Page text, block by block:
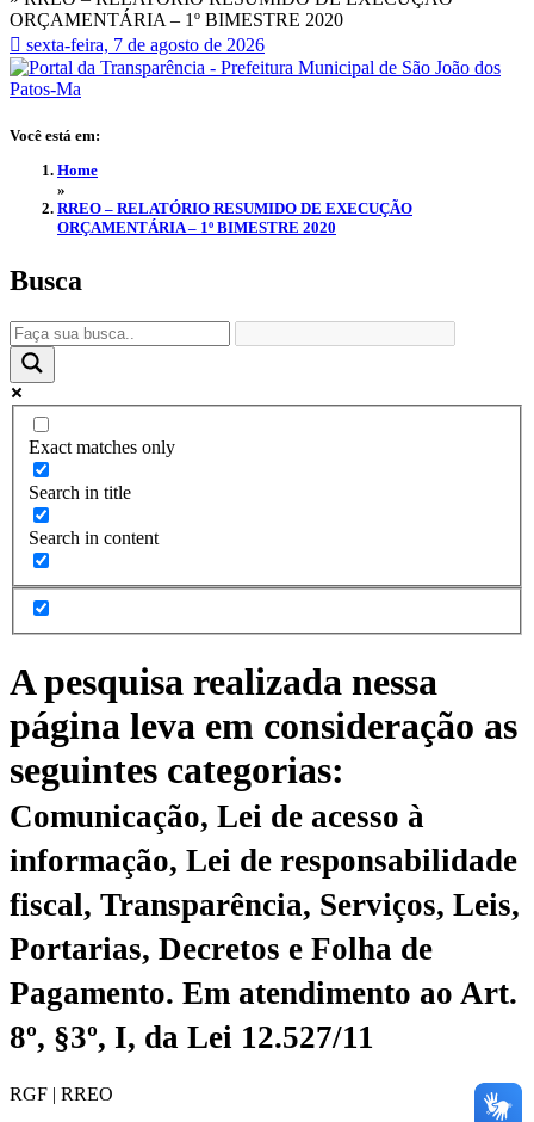
ORÇAMENTÁRIA – 1º BIMESTRE 2020
sexta-feira, 7 de agosto de 2026
Você está em:
Home
»
RREO – RELATÓRIO RESUMIDO DE EXECUÇÃO
ORÇAMENTÁRIA – 1º BIMESTRE 2020
Busca
Exact matches only
Search in title
Search in content
A pesquisa realizada nessa
página leva em consideração as
seguintes categorias:
Comunicação, Lei de acesso à
informação, Lei de responsabilidade
fiscal, Transparência, Serviços, Leis,
Portarias, Decretos e Folha de
Pagamento. Em atendimento ao Art.
8º, §3º, I, da Lei 12.527/11
RGF | RREO